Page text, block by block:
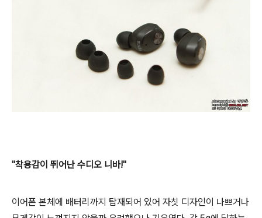
"착용감이 뛰어난 수디오 니바!"
이어폰 본체에 배터리까지 탑재되어 있어 자칫 디자인이 나쁘거나